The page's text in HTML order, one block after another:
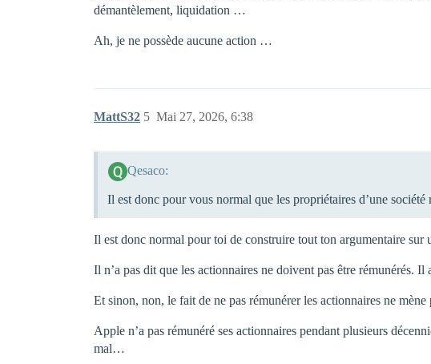
démantèlement, liquidation …
Ah, je ne possède aucune action …
MattS32 Mai 27, 2026, 6:38
5
Qesaco:
Il est donc pour vous normal que les propriétaires d’une
Il est donc normal pour toi de construire tout ton argumentaire sur
Il n’a pas dit que les actionnaires ne doivent pas être rémunérés. Il
Et sinon, non, le fait de ne pas rémunérer les actionnaires ne
Apple n’a pas rémunéré ses actionnaires pendant plusieurs
mal…